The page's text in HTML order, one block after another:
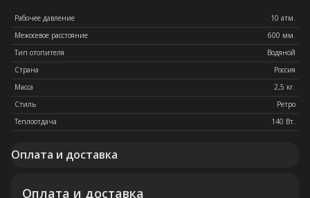
Рабочее давление
10 атм.
Межосевое расстояние
600 мм.
Тип отопителя
Водяной
Страна
Россия
Масса
2,5 кг.
Стиль
Ретро
Теплоотдача
140 Вт.
Оплата и доставка
Оплата и доставка